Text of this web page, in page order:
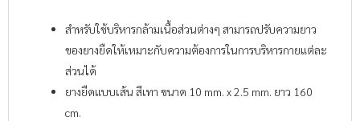
สำหรับใช้บริหารกล้ามเนื้อส่วนต่างๆ สามารถปรับความยาว
ของยางยืดให้เหมาะกับความต้องการในการบริหารกายแต่ละ
ส่วนได้
ยางยืดแบบเส้น สีเทา ขนาด 10 mm. x 2.5 mm. ยาว 160
cm.